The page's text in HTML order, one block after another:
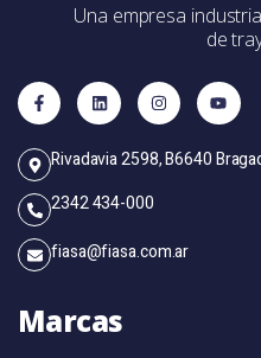
Una empresa
de
Rivadavia 2598, B6640
2342 434-000
fiasa@fiasa.com.ar
Marcas